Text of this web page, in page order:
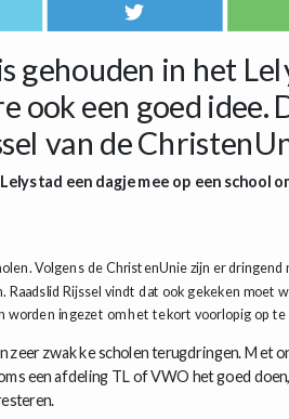
gehouden in het
ook een goed idee.
van de
een dagje mee op een school
Volgens de ChristenUnie zijn er dringend
Rijssel vindt dat ook gekeken moet
worden ingezet om het tekort voorlopig op te
zeer zwakke scholen terugdringen. Met
een afdeling TL of VWO het goed